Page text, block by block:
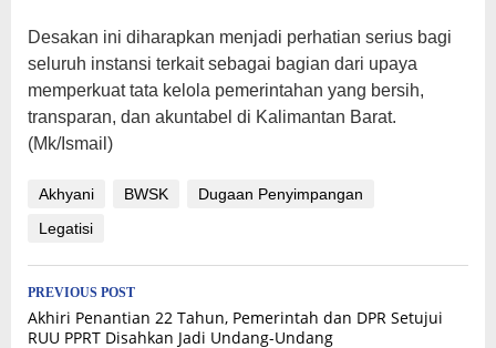
‎Desakan ini diharapkan menjadi perhatian serius bagi
seluruh instansi terkait sebagai bagian dari upaya
memperkuat tata kelola pemerintahan yang bersih,
transparan, dan akuntabel di Kalimantan Barat.
(Mk/Ismail)
Akhyani BWSK
Dugaan Penyimpangan
Legatisi
Post
navigation
PREVIOUS POST
Akhiri Penantian 22 Tahun, Pemerintah dan DPR Setujui
RUU PPRT Disahkan Jadi Undang-Undang